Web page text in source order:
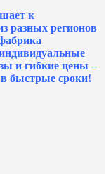
к
разных регионов
и гибкие цены –
быстрые сроки!